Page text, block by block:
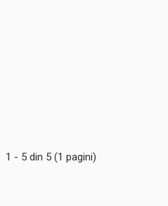
1 - 5 din 5 (1 pagini)